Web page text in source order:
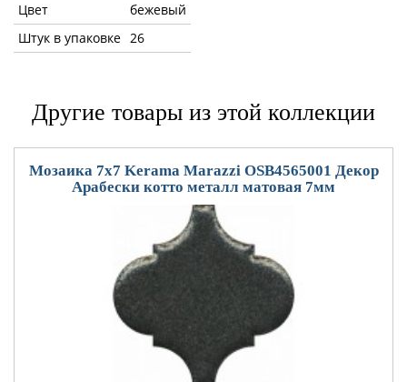
Цвет
бежевый
Штук в упаковке 26
Другие товары из этой коллекции
Мозаика 7x7 Kerama Marazzi OSB4565001 Декор
Арабески котто металл матовая 7мм